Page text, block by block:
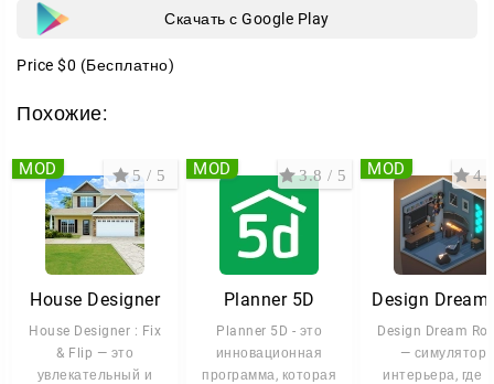
Скачать с Google Play
Price $0 (Бесплатно)
Похожие:
House Designer
House Designer : Fix
& Flip — это
увлекательный и
5 / 5
MOD
Planner 5D
Planner 5D - это
инновационная
программа, которая
3.8 / 5
MOD
Design Dream
— симулятор
интерьера, где
MOD